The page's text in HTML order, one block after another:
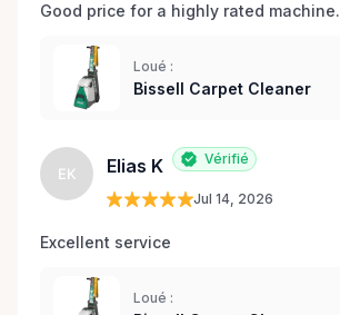
Good price for a highly rated machine.
Loué :
Bissell Carpet Cleaner
EK Elias K Vérifié
Jul 14, 2026
Excellent service
Loué :